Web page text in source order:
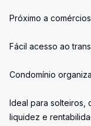
Próximo a
Fácil acesso ao
Condomínio
Ideal para solteiros,
liquidez e